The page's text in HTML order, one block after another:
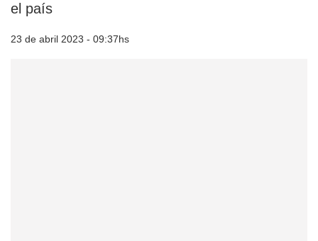
el país
23 de abril 2023 - 09:37hs